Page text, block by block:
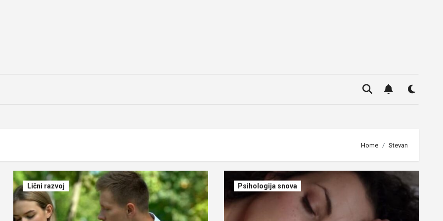
Home Stevan
Lični razvoj Psihologija snova